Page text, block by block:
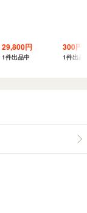
29,800円
1件出品中
300円
1件出品